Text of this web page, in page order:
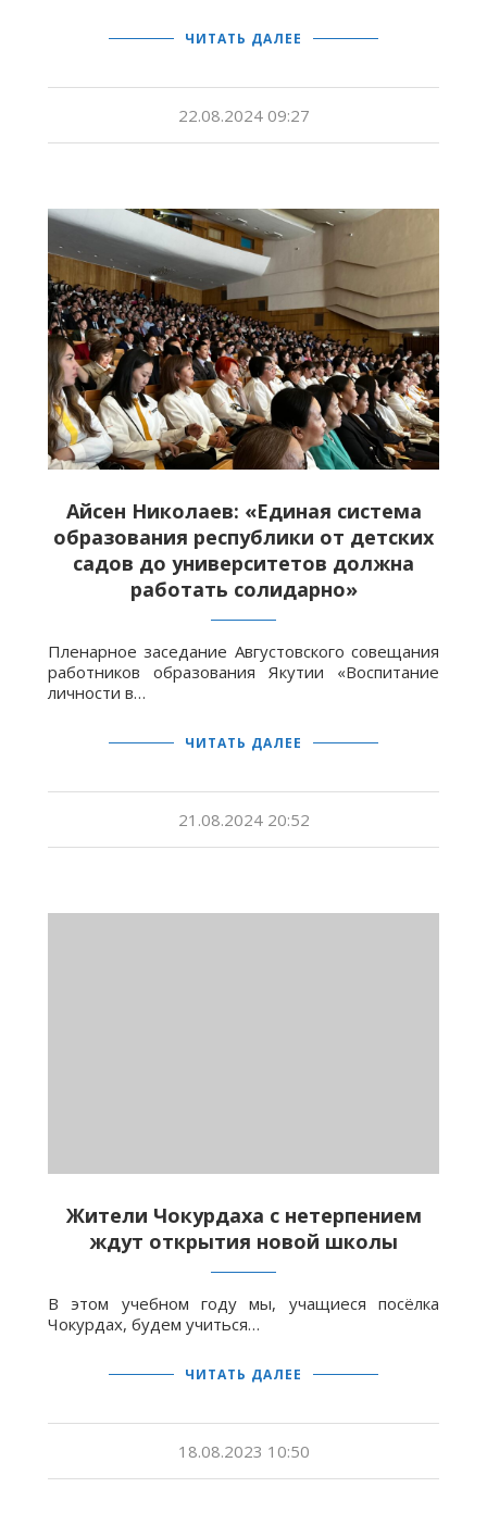
ЧИТАТЬ ДАЛЕЕ
22.08.2024 09:27
Айсен Николаев: «Единая система
образования республики от детских
садов до университетов должна
работать солидарно»
Пленарное заседание Августовского совещания
работников образования Якутии «Воспитание
личности в…
ЧИТАТЬ ДАЛЕЕ
21.08.2024 20:52
Жители Чокурдаха с нетерпением
ждут открытия новой школы
В этом учебном году мы, учащиеся посёлка
Чокурдах, будем учиться…
ЧИТАТЬ ДАЛЕЕ
18.08.2023 10:50